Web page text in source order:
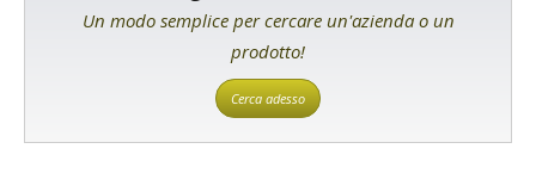
Un modo semplice per cercare un'azienda o un
prodotto!
Cerca adesso